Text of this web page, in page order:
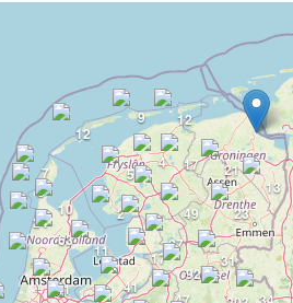
41
93
7
12
8
10
63
24
11
13
21
12
2
9
4
5
17 31
92
41
6
3
17
23
27
49